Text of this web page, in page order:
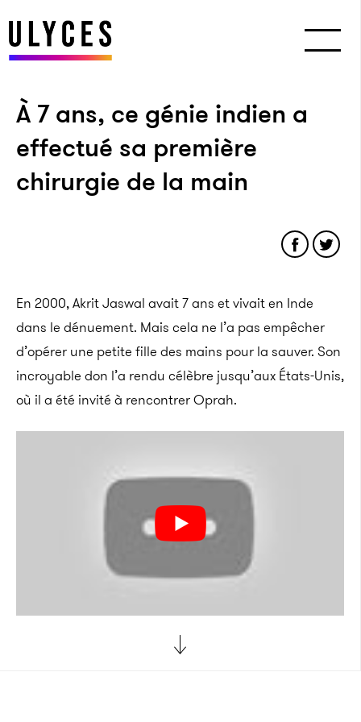
À 7 ans, ce génie indien a
effectué sa première
chirurgie de la main
En 2000, Akrit Jaswal avait 7 ans et vivait en Inde
dans le dénuement. Mais cela ne l’a pas empêcher
d’opérer une petite fille des mains pour la sauver. Son
incroyable don l’a rendu célèbre jusqu’aux États-Unis,
où il a été invité à rencontrer Oprah.